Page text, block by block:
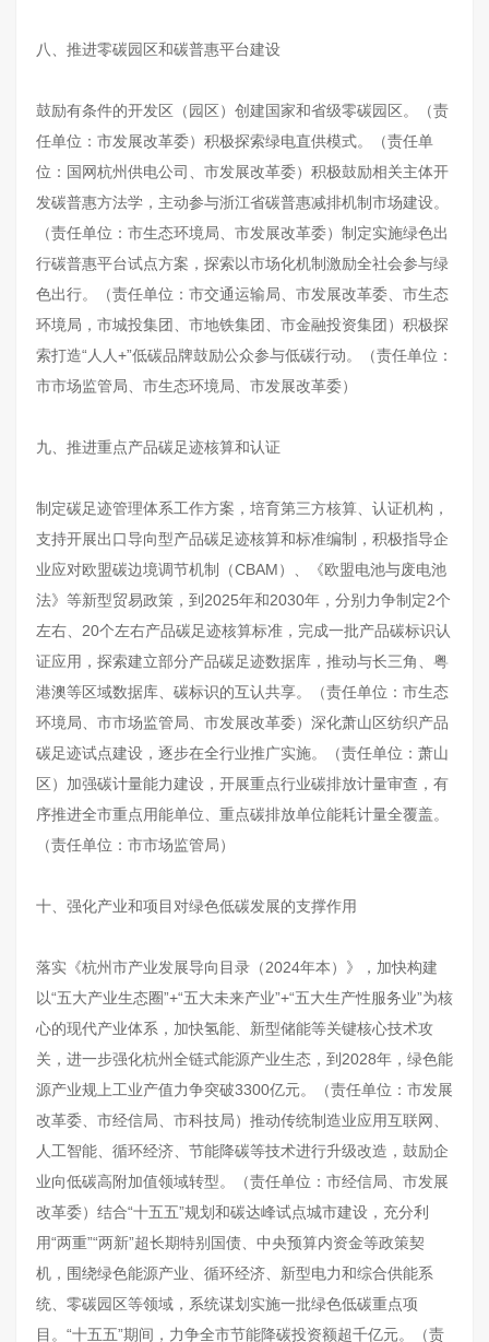
八、推进零碳园区和碳普惠平台建设
鼓励有条件的开发区（园区）创建国家和省级零碳园区。（责
任单位：市发展改革委）积极探索绿电直供模式。（责任单
位：国网杭州供电公司、市发展改革委）积极鼓励相关主体开
发碳普惠方法学，主动参与浙江省碳普惠减排机制市场建设。
（责任单位：市生态环境局、市发展改革委）制定实施绿色出
行碳普惠平台试点方案，探索以市场化机制激励全社会参与绿
色出行。（责任单位：市交通运输局、市发展改革委、市生态
环境局，市城投集团、市地铁集团、市金融投资集团）积极探
索打造“人人+”低碳品牌鼓励公众参与低碳行动。（责任单位：
市市场监管局、市生态环境局、市发展改革委）
九、推进重点产品碳足迹核算和认证
制定碳足迹管理体系工作方案，培育第三方核算、认证机构，
支持开展出口导向型产品碳足迹核算和标准编制，积极指导企
业应对欧盟碳边境调节机制（CBAM）、《欧盟电池与废电池
法》等新型贸易政策，到2025年和2030年，分别力争制定2个
左右、20个左右产品碳足迹核算标准，完成一批产品碳标识认
证应用，探索建立部分产品碳足迹数据库，推动与长三角、粤
港澳等区域数据库、碳标识的互认共享。（责任单位：市生态
环境局、市市场监管局、市发展改革委）深化萧山区纺织产品
碳足迹试点建设，逐步在全行业推广实施。（责任单位：萧山
区）加强碳计量能力建设，开展重点行业碳排放计量审查，有
序推进全市重点用能单位、重点碳排放单位能耗计量全覆盖。
（责任单位：市市场监管局）
十、强化产业和项目对绿色低碳发展的支撑作用
落实《杭州市产业发展导向目录（2024年本）》，加快构建
以“五大产业生态圈”+“五大未来产业”+“五大生产性服务业”为核
心的现代产业体系，加快氢能、新型储能等关键核心技术攻
关，进一步强化杭州全链式能源产业生态，到2028年，绿色能
源产业规上工业产值力争突破3300亿元。（责任单位：市发展
改革委、市经信局、市科技局）推动传统制造业应用互联网、
人工智能、循环经济、节能降碳等技术进行升级改造，鼓励企
业向低碳高附加值领域转型。（责任单位：市经信局、市发展
改革委）结合“十五五”规划和碳达峰试点城市建设，充分利
用“两重”“两新”超长期特别国债、中央预算内资金等政策契
机，围绕绿色能源产业、循环经济、新型电力和综合供能系
统、零碳园区等领域，系统谋划实施一批绿色低碳重点项
目。“十五五”期间，力争全市节能降碳投资额超千亿元。（责